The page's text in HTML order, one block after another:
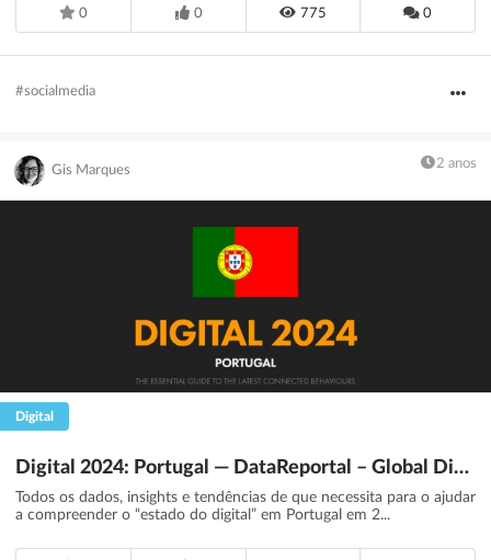
0 0 775 0
#socialmedia
Gis Marques 2 anos
Digital
Digital 2024: Portugal — DataReportal – Global Digital Insights
Todos os dados, insights e tendências de que necessita para o ajudar
a compreender o “estado do digital” em Portugal em 2...